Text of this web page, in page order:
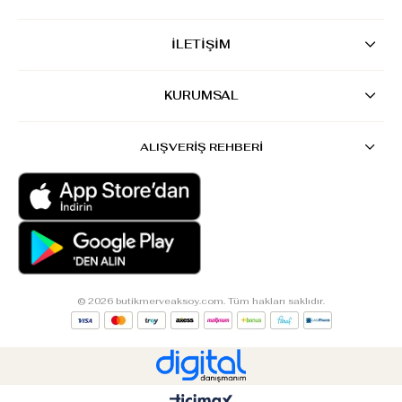
İLETİŞİM
KURUMSAL
ALIŞVERİŞ REHBERİ
© 2026 butikmerveaksoy.com. Tüm hakları saklıdır.